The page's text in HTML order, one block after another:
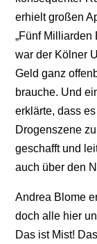
erhielt großen
„Fünf
war der Kölner
Geld ganz
brauche. Und
erklärte, dass
Drogenszene
geschafft und
auch über den
Andrea Blome
doch alle hier
Das ist Mist!